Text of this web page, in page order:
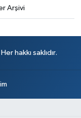
Arşivi
hakkı saklıdır.